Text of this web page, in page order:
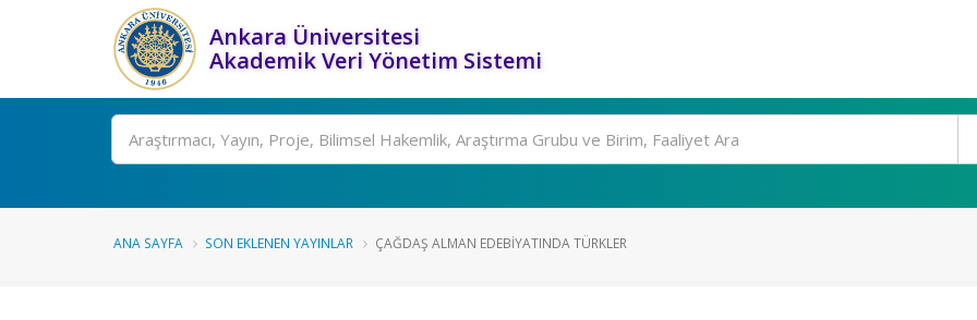
Ankara Üniversitesi
Akademik Veri Yönetim Sistemi
Ara
ANA SAYFA SON EKLENEN YAYINLAR ÇAĞDAŞ ALMAN EDEBIYATINDA TÜRKLER